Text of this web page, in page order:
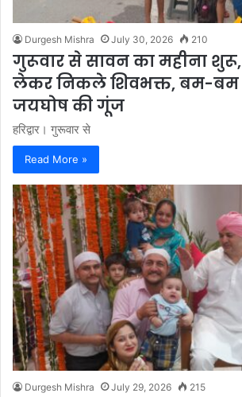
Durgesh Mishra July 30, 2026 210
गुरूवार से सावन का महीना
लेकर निकले शिवभक्त, बम-
जयघोष की गूंज
हरिद्वार। गुरूवार से
Read More »
Durgesh Mishra July 29, 2026 215